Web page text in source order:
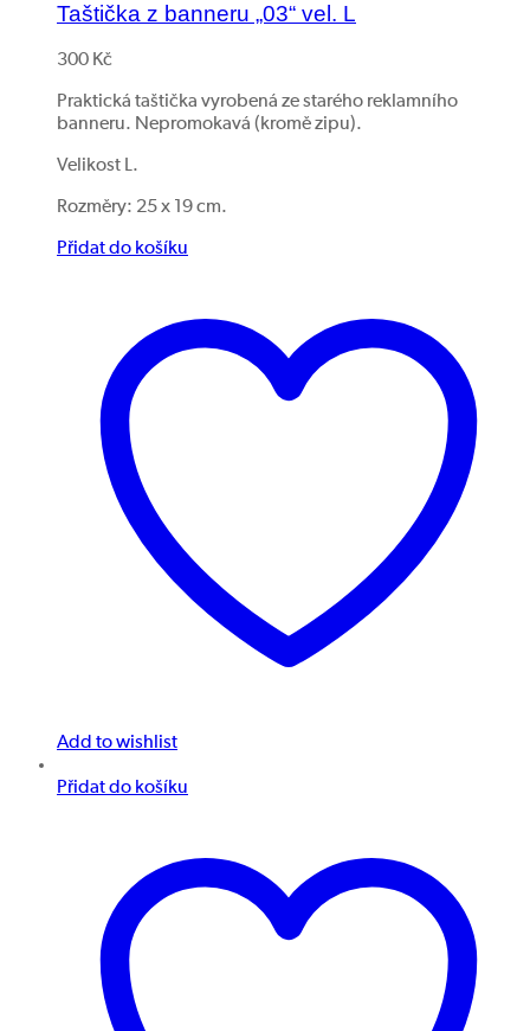
Taštička z banneru „03“ vel. L
300 Kč
Praktická taštička vyrobená ze starého reklamního
banneru. Nepromokavá (kromě zipu).
Velikost L.
Rozměry: 25 x 19 cm.
Přidat do košíku
Add to wishlist
Přidat do košíku